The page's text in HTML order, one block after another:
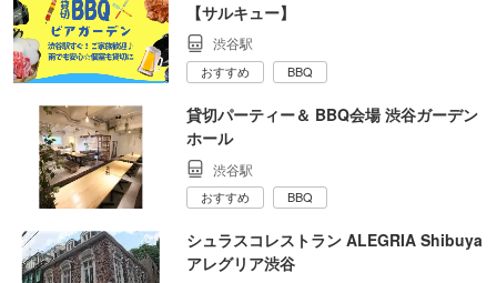
【サルキュー】
渋谷駅
おすすめ BBQ
貸切パーティー＆ BBQ会場 渋谷ガーデン
ホール
渋谷駅
おすすめ BBQ
シュラスコレストラン ALEGRIA Shibuya
アレグリア渋谷